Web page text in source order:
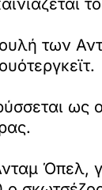
των
ως
Όπελ,